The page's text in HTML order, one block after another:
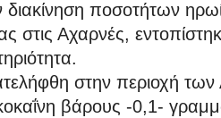
ποσοτήτων
στις Αχαρνές,
στην περιοχή
βάρους -0,1-